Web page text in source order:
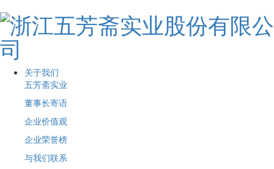
关于我们
五芳斋实业
董事长寄语
企业价值观
企业荣誉榜
与我们联系